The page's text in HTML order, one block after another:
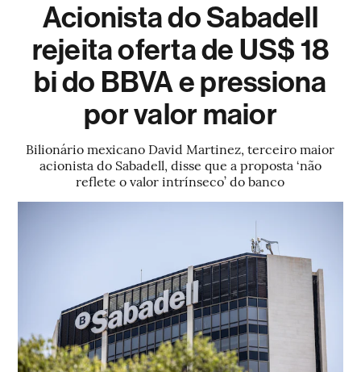
Acionista do Sabadell
rejeita oferta de US$ 18
bi do BBVA e pressiona
por valor maior
Bilionário mexicano David Martinez, terceiro maior
acionista do Sabadell, disse que a proposta ‘não
reflete o valor intrínseco’ do banco